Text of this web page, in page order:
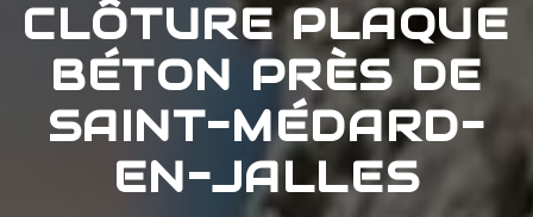
CLÔTURE PLAQUE
BÉTON PRÈS DE
SAINT-MÉDARD-
EN-JALLES